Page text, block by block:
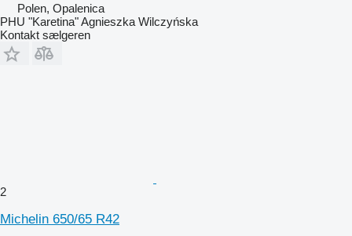
Polen, Opalenica
PHU "Karetina" Agnieszka Wilczyńska
Kontakt sælgeren
2
Michelin 650/65 R42